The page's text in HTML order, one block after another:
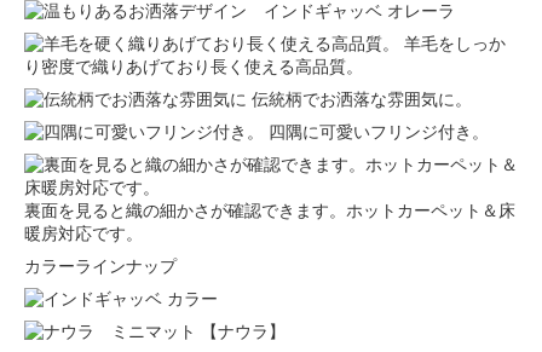
羊毛をしっか
り密度で織りあげており長く使える高品質。
伝統柄でお洒落な雰囲気に。
四隅に可愛いフリンジ付き。
裏面を見ると織の細かさが確認できます。ホットカーペット＆床
暖房対応です。
カラーラインナップ
【ナウラ】